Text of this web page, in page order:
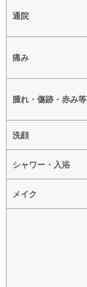
通院
痛み
腫れ・傷跡・赤み等
洗顔
シャワー・入浴
メイク